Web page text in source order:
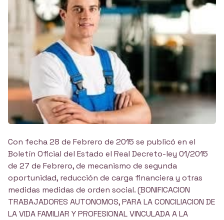
Con fecha 28 de Febrero de 2015 se publicó en el
Boletín Oficial del Estado el Real Decreto-ley 01/2015
de 27 de Febrero, de mecanismo de segunda
oportunidad, reducción de carga financiera y otras
medidas medidas de orden social. (BONIFICACION
TRABAJADORES AUTONOMOS, PARA LA CONCILIACION DE
LA VIDA FAMILIAR Y PROFESIONAL VINCULADA A LA